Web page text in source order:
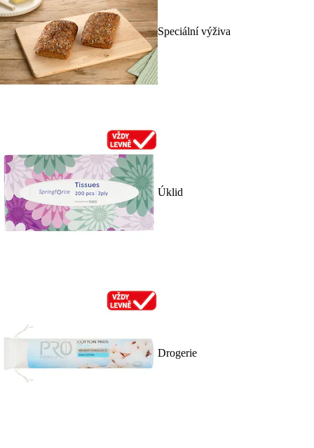
Speciální výživa
Úklid
Drogerie